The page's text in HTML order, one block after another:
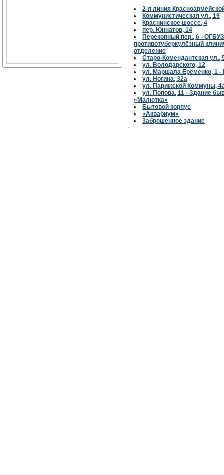
2-я линия
Коммунистическая ул., 19
Краснинское шоссе, 4
пер. Юннатов, 14
Перекопный пер., 6 -
противотуберкулёзный
отделение
Старо-Комендантская ул.,
ул. Володарского, 12
ул. Маршала Ерёменко, 1 -
ул. Ногина, 32а
ул. Парижской Коммуны,
ул. Попова, 11 - Здание
«Малютка»
Бытовой корпус
«Аквариум»
3аброшенное здание